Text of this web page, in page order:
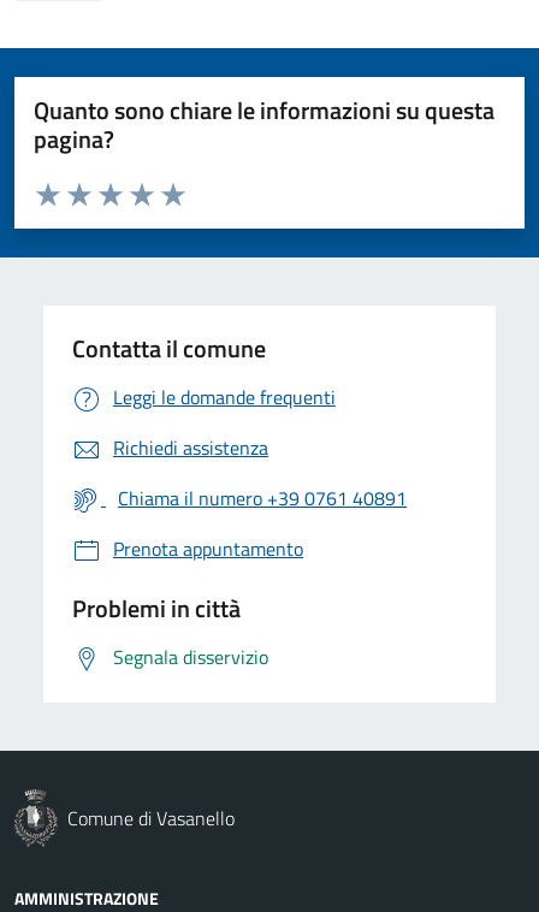
Quanto sono chiare le informazioni su questa
pagina?
Valuta da 1 a 5 stelle la pagina
Valuta 5 stelle su 5
Valuta 4 stelle su 5
Valuta 3 stelle su 5
Valuta 2 stelle su 5
Valuta 1 stelle su 5
Contatta il comune
Leggi le domande frequenti
Richiedi assistenza
Chiama il numero +39 0761 40891
Prenota appuntamento
Problemi in città
Segnala disservizio
Comune di Vasanello
AMMINISTRAZIONE